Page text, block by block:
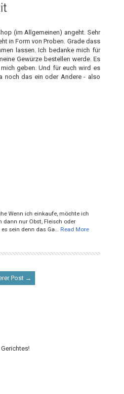
(im Allgemeinen) angeht. Sehr
in Form von Proben. Grade dass
lassen. Ich bedanke mich für
Gewürze bestellen werde. Es
geben. Und für euch wird es
noch das ein oder Andere - also
Wenn ich einkaufe, möchte ich
nur Obst, Fleisch oder
sein denn das Ga…
Read More
Post →